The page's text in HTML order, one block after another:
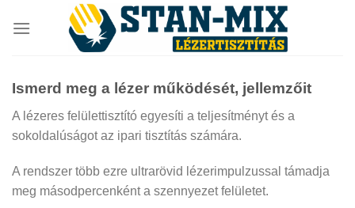
Ismerd meg a lézer működését, jellemzőit
A lézeres felülettisztító egyesíti a teljesítményt és a
sokoldalúságot az ipari tisztítás számára.
A rendszer több ezre ultrarövid lézerimpulzussal támadja
meg másodpercenként a szennyezet felületet.